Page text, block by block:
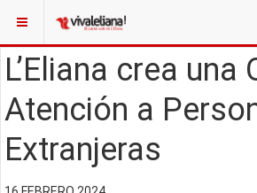
L’Eliana crea una
Atención a
Extranjeras